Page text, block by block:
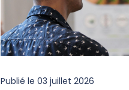
Publié le 03 juillet 2026